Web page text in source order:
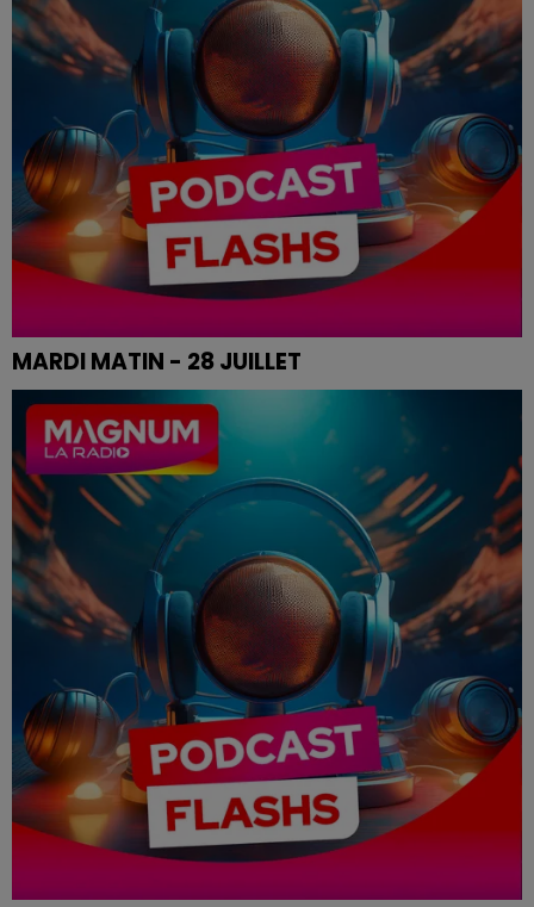
MARDI MATIN - 28 JUILLET
Les infos de ce mardi matin.